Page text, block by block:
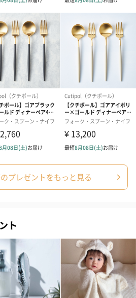
プリザーブドフラワー
ブーケ（ブルー）
（2,580円）
アミュレット
ク）（1,500円
どのシーンにおすすめです。
テディベア（バニラ）
（1,760円）
テディベア（
ル）（1,760円
プレゼントをもっと見る
ト